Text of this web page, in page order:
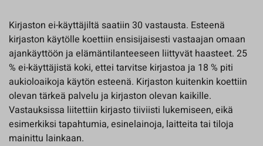
Kirjaston ei-käyttäjiltä saatiin 30 vastausta. Esteenä
kirjaston käytölle koettiin ensisijaisesti vastaajan omaan
ajankäyttöön ja elämäntilanteeseen liittyvät haasteet. 25
% ei-käyttäjistä koki, ettei tarvitse kirjastoa ja 18 % piti
aukioloaikoja käytön esteenä. Kirjaston kuitenkin koettiin
olevan tärkeä palvelu ja kirjaston olevan kaikille.
Vastauksissa liitettiin kirjasto tiiviisti lukemiseen, eikä
esimerkiksi tapahtumia, esinelainoja, laitteita tai tiloja
mainittu lainkaan.